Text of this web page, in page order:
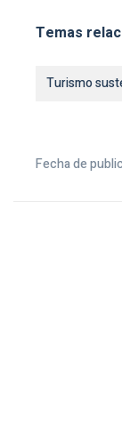
Temas
Turismo
Fecha de